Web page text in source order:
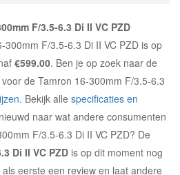
F/3.5-6.3 Di II VC PZD
F/3.5-6.3 Di II VC PZD is op
€599.00. Ben je op zoek naar de
de Tamron 16-300mm F/3.5-6.3
. Bekijk alle specificaties en
naar wat andere consumenten
F/3.5-6.3 Di II VC PZD? De
Di II VC PZD is op dit moment nog
eerste een review en laat andere